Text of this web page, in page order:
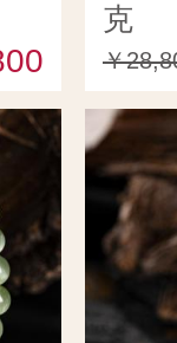
克
￥